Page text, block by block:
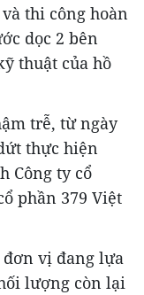
thi công hoàn
dọc 2 bên
thuật của hồ
trễ, từ ngày
thực hiện
Công ty cổ
phần 379 Việt
đơn vị đang lựa
lượng còn lại